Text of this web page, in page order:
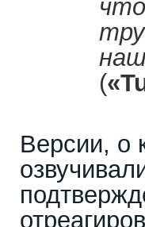
(
Версии, о